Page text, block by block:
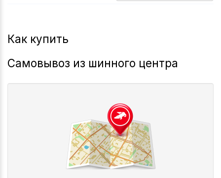
Как купить
Самовывоз из шинного центра